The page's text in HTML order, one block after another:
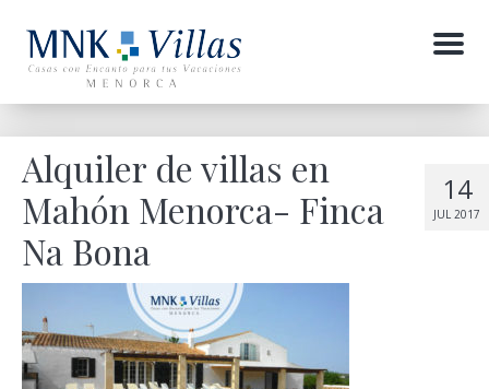
Menu
14
JUL 2017
Alquiler de villas en
Mahón Menorca- Finca
Na Bona